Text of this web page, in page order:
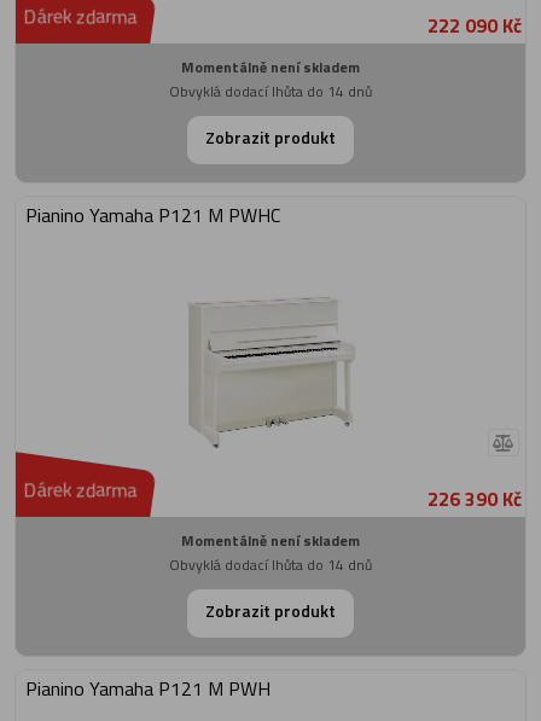
Dárek zdarma 222 090 Kč
Momentálně není skladem
Obvyklá dodací lhůta do 14 dnů
Zobrazit produkt
Pianino Yamaha P121 M PWHC
Dárek zdarma 226 390 Kč
Momentálně není skladem
Obvyklá dodací lhůta do 14 dnů
Zobrazit produkt
Pianino Yamaha P121 M PWH